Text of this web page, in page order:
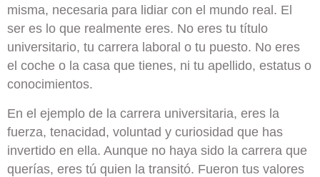
misma, necesaria para lidiar con el mundo real. El
ser es lo que realmente eres. No eres tu título
universitario, tu carrera laboral o tu puesto. No eres
el coche o la casa que tienes, ni tu apellido, estatus o
conocimientos.
En el ejemplo de la carrera universitaria, eres la
fuerza, tenacidad, voluntad y curiosidad que has
invertido en ella. Aunque no haya sido la carrera que
querías, eres tú quien la transitó. Fueron tus valores